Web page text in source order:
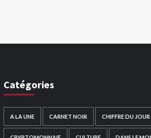
Catégories
A LA UNE CARNET NOIR CHIFFRE DU JOUR